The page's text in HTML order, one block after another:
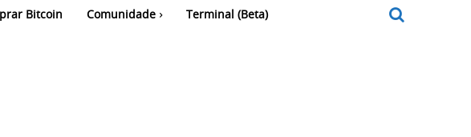
Bitcoin Comunidade Terminal (Beta)